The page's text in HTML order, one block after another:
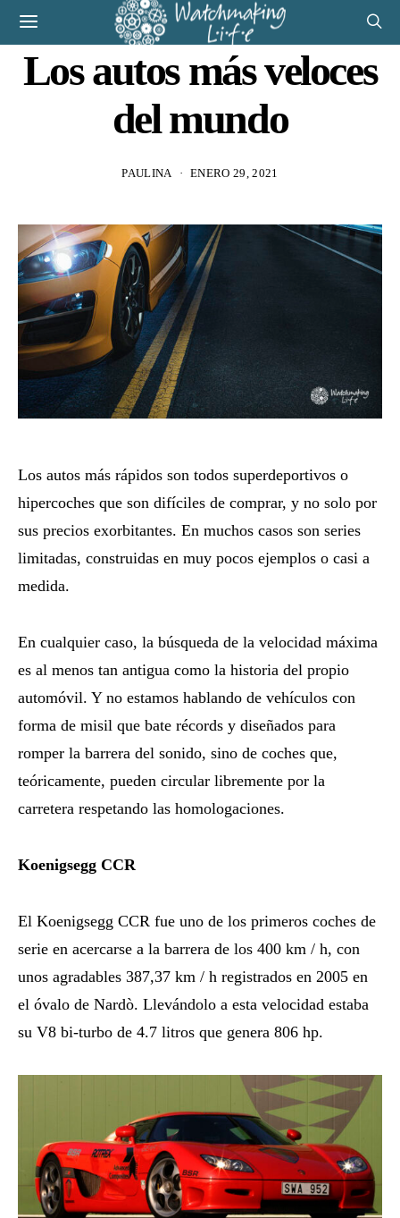
Los autos más veloces
del mundo
PAULINA ENERO 29, 2021
Los autos más rápidos son todos superdeportivos o
hipercoches que son difíciles de comprar, y no solo por
sus precios exorbitantes. En muchos casos son series
limitadas, construidas en muy pocos ejemplos o casi a
medida.
En cualquier caso, la búsqueda de la velocidad máxima
es al menos tan antigua como la historia del propio
automóvil. Y no estamos hablando de vehículos con
forma de misil que bate récords y diseñados para
romper la barrera del sonido, sino de coches que,
teóricamente, pueden circular libremente por la
carretera respetando las homologaciones.
Koenigsegg CCR
El Koenigsegg CCR fue uno de los primeros coches de
serie en acercarse a la barrera de los 400 km / h, con
unos agradables 387,37 km / h registrados en 2005 en
el óvalo de Nardò. Llevándolo a esta velocidad estaba
su V8 ​​bi-turbo de 4.7 litros que genera 806 hp.